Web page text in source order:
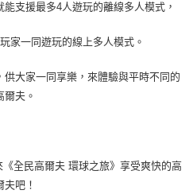
支援最多4人遊玩的離線多人模式，
家一同遊玩的線上多人模式。
大家一同享樂，來體驗與平時不同的
爾夫。
全民高爾夫 環球之旅》享受爽快的高
夫吧！